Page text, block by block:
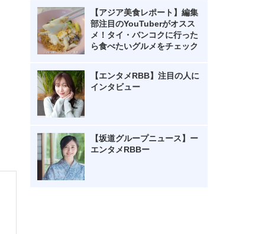
【アジア美食レポート】編集
部注目のYouTuberがオスス
メ！タイ・バンコクに行った
ら食べたいグルメをチェック
【エンタメRBB】注目の人に
インタビュー
【坂道グループニュース】ー
エンタメRBBー